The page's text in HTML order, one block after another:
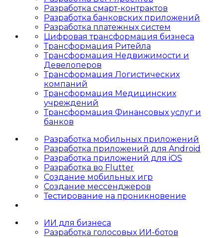
Разработка смарт-контрактов
Разработка банковских приложений
Разработка платежных систем
Цифровая трансформация бизнеса
Трансформация Ритейла
Трансформация Недвижимости и
Девелоперов
Трансформация Логистических
компаний
Трансформация Медицинских
учреждений
Трансформация Финансовых услуг и
банков
Разработка мобильных приложений
Разработка приложений для Android
Разработка приложений для iOS
Разработка во Flutter
Создание мобильных игр
Создание мессенджеров
Тестирование на проникновение
ИИ для бизнеса
Разработка голосовых ИИ-ботов